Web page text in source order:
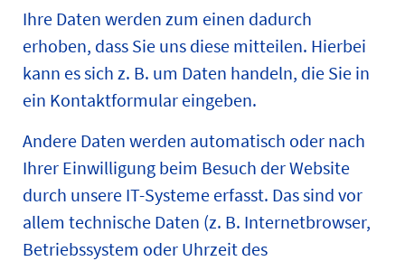
Ihre Daten werden zum einen dadurch
erhoben, dass Sie uns diese mitteilen. Hierbei
kann es sich z. B. um Daten handeln, die Sie in
ein Kontaktformular eingeben.
Andere Daten werden automatisch oder nach
Ihrer Einwilligung beim Besuch der Website
durch unsere IT-Systeme erfasst. Das sind vor
allem technische Daten (z. B. Internetbrowser,
Betriebssystem oder Uhrzeit des